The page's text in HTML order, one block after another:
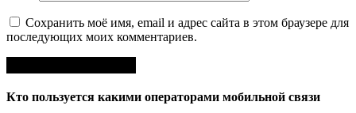
Сохранить моё имя, email и адрес сайта в этом браузере для
последующих моих комментариев.
Кто пользуется какими операторами мобильной связи